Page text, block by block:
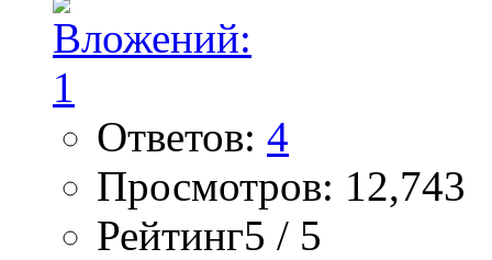
Ответов: 4
Просмотров: 12,743
Рейтинг5 / 5